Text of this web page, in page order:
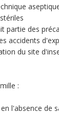
partie des
accidents
du site
:
l'absence de